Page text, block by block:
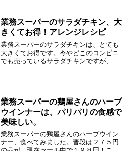
ーパーの冷凍野菜を使っていますが、そ
の中で、カットほうれん草、...
業務スーパーのサラダチキン、大
きくてお得！アレンジレシピ
業務スーパーのサラダチキンは、とても
大きくてお得です。今やどこのコンビニ
でも売っているサラダチキンですが、業
業務スーパーの鶏屋さんのハーブ
ウインナーは、パリパリの食感で
美味しい。
業務スーパーの鶏屋さんのハーブウイン
ナー、食べてみました。普段は２７５円